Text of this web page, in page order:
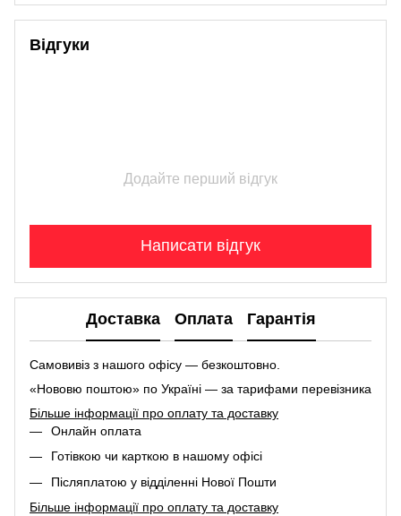
Відгуки
Додайте перший відгук
Написати відгук
Доставка Оплата Гарантія
Самовивіз з нашого офісу — безкоштовно.
«Нововю поштою» по Україні — за тарифами перевізника
Більше інформації про оплату та доставку
Онлайн оплата
Готівкою чи карткою в нашому офісі
Післяплатою у відділенні Нової Пошти
Більше інформації про оплату та доставку